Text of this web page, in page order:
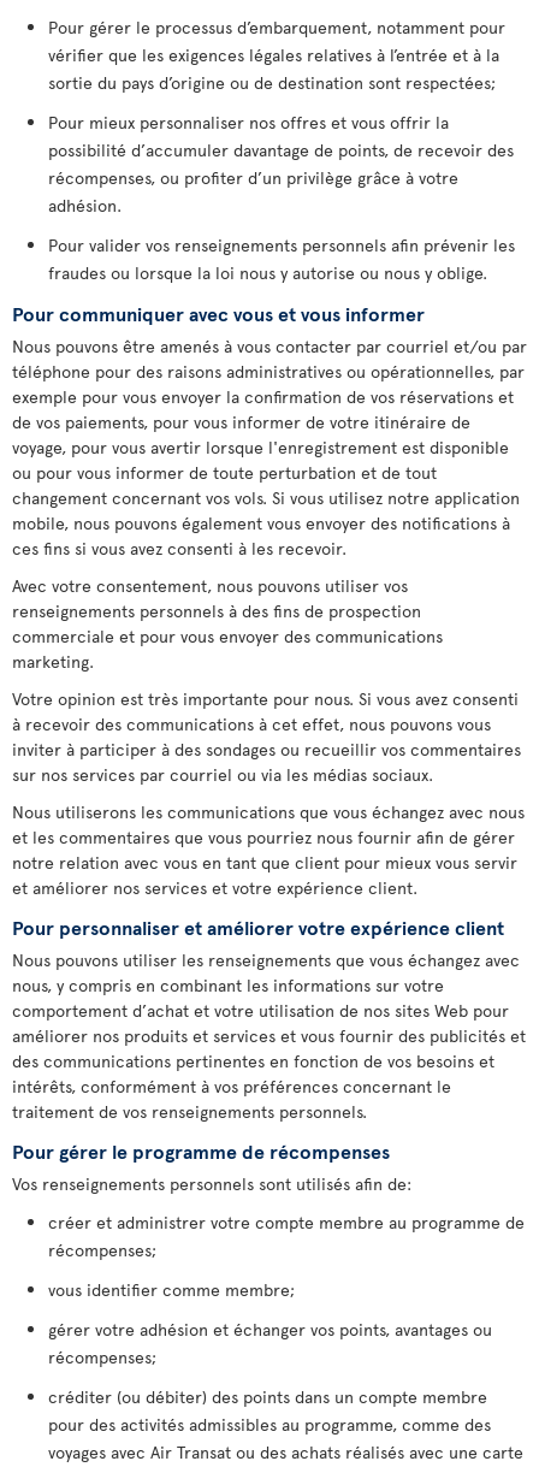
Pour gérer le processus d’embarquement, notamment pour
vérifier que les exigences légales relatives à l’entrée et à la
sortie du pays d’origine ou de destination sont respectées;
Pour mieux personnaliser nos offres et vous offrir la
possibilité d’accumuler davantage de points, de recevoir des
récompenses, ou profiter d’un privilège grâce à votre
adhésion.
Pour valider vos renseignements personnels afin prévenir les
fraudes ou lorsque la loi nous y autorise ou nous y oblige.
Pour communiquer avec vous et vous informer
Nous pouvons être amenés à vous contacter par courriel et/ou par
téléphone pour des raisons administratives ou opérationnelles, par
exemple pour vous envoyer la confirmation de vos réservations et
de vos paiements, pour vous informer de votre itinéraire de
voyage, pour vous avertir lorsque l'enregistrement est disponible
ou pour vous informer de toute perturbation et de tout
changement concernant vos vols. Si vous utilisez notre application
mobile, nous pouvons également vous envoyer des notifications à
ces fins si vous avez consenti à les recevoir.
Avec votre consentement, nous pouvons utiliser vos
renseignements personnels à des fins de prospection
commerciale et pour vous envoyer des communications
marketing.
Votre opinion est très importante pour nous. Si vous avez consenti
à recevoir des communications à cet effet, nous pouvons vous
inviter à participer à des sondages ou recueillir vos commentaires
sur nos services par courriel ou via les médias sociaux.
Nous utiliserons les communications que vous échangez avec nous
et les commentaires que vous pourriez nous fournir afin de gérer
notre relation avec vous en tant que client pour mieux vous servir
et améliorer nos services et votre expérience client.
Pour personnaliser et améliorer votre expérience client
Nous pouvons utiliser les renseignements que vous échangez avec
nous, y compris en combinant les informations sur votre
comportement d’achat et votre utilisation de nos sites Web pour
améliorer nos produits et services et vous fournir des publicités et
des communications pertinentes en fonction de vos besoins et
intérêts, conformément à vos préférences concernant le
traitement de vos renseignements personnels.
Pour gérer le programme de récompenses
Vos renseignements personnels sont utilisés afin de:
créer et administrer votre compte membre au programme de
récompenses;
vous identifier comme membre;
gérer votre adhésion et échanger vos points, avantages ou
récompenses;
créditer (ou débiter) des points dans un compte membre
pour des activités admissibles au programme, comme des
voyages avec Air Transat ou des achats réalisés avec une carte